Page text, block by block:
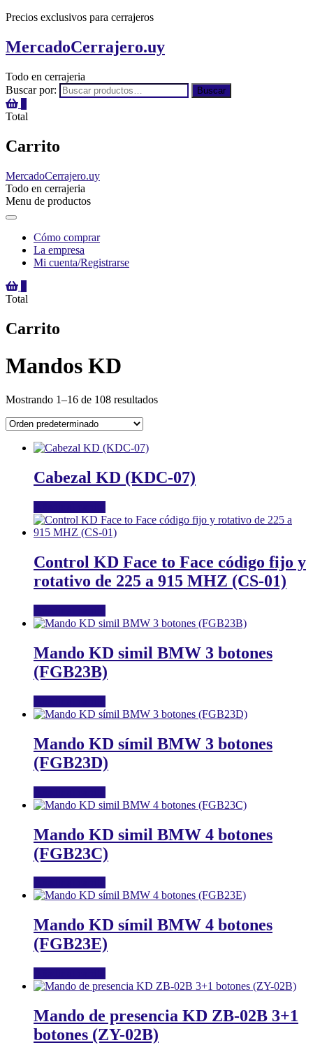
Precios exclusivos para cerrajeros
MercadoCerrajero.uy
Todo en cerrajeria
Buscar por:
Buscar
Total
Carrito
MercadoCerrajero.uy
Todo en cerrajeria
Menu de productos
Cómo comprar
La empresa
Mi cuenta/Registrarse
Total
Carrito
Mandos KD
Mostrando 1–16 de 108 resultados
Cabezal KD (KDC-07)
Control KD Face to Face código fijo y
rotativo de 225 a 915 MHZ (CS-01)
Mando KD simil BMW 3 botones
(FGB23B)
Mando KD símil BMW 3 botones
(FGB23D)
Mando KD simil BMW 4 botones
(FGB23C)
Mando KD símil BMW 4 botones
(FGB23E)
Mando de presencia KD ZB-02B 3+1
botones (ZY-02B)